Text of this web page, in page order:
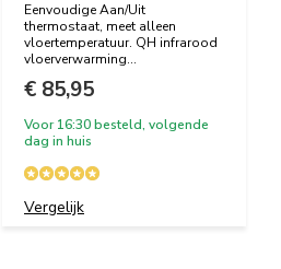
Eenvoudige Aan/Uit
thermostaat, meet alleen
vloertemperatuur. QH infrarood
vloerverwarming...
€ 85,95
Voor 16:30 besteld, volgende
dag in huis
Vergelijk